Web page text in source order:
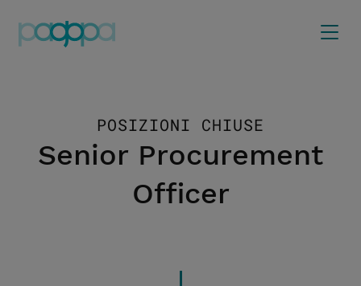
POSIZIONI CHIUSE
Senior Procurement
Officer